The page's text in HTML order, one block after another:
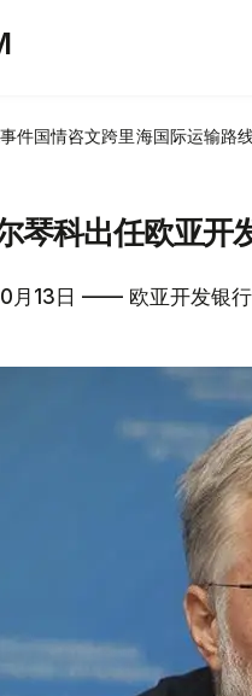
事件国情咨文跨里海国际运输路
琴科出任欧亚开
月13日 —— 欧亚开发银